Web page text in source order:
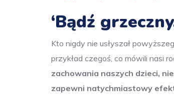
‘Bądź
Kto nigdy nie usłyszał
przykład czegoś, co mówili nasi
zachowania naszych dzieci,
zapewni natychmiastowy